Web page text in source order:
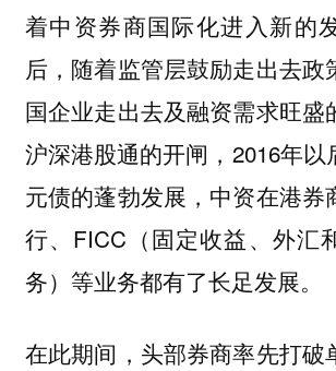
着中资券商国际化进入新的
后，随着监管层鼓励走出去政
国企业走出去及融资需求旺盛
沪深港股通的开闸，2016年以
元债的蓬勃发展，中资在港券
行、FICC（固定收益、外汇
务）等业务都有了长足发展。
在此期间，头部券商率先打破